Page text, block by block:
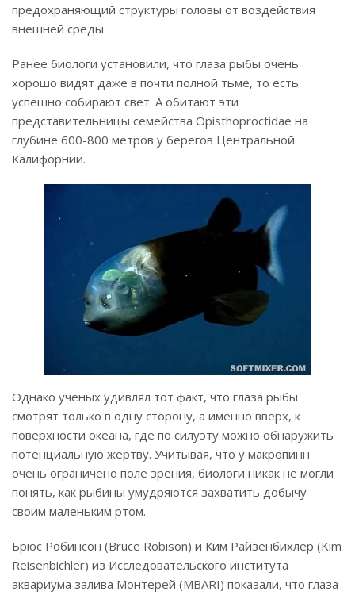
предохраняющий структуры головы от воздействия
внешней среды.
Ранее биологи установили, что глаза рыбы очень
хорошо видят даже в почти полной тьме, то есть
успешно собирают свет. А обитают эти
представительницы семейства Opisthoproctidae на
глубине 600-800 метров у берегов Центральной
Калифорнии.
Однако учёных удивлял тот факт, что глаза рыбы
смотрят только в одну сторону, а именно вверх, к
поверхности океана, где по силуэту можно обнаружить
потенциальную жертву. Учитывая, что у макропинн
очень ограничено поле зрения, биологи никак не могли
понять, как рыбины умудряются захватить добычу
своим маленьким ртом.
Брюс Робинсон (Bruce Robison) и Ким Райзенбихлер (Kim
Reisenbichler) из Исследовательского института
аквариума залива Монтерей (MBARI) показали, что глаза